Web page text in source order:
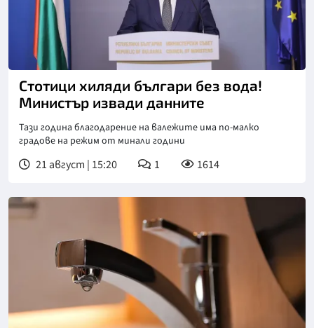
Стотици хиляди българи без вода!
Министър извади данните
Тази година благодарение на валежите има по-малко
градове на режим от минали години
21 август | 15:20 1 1614